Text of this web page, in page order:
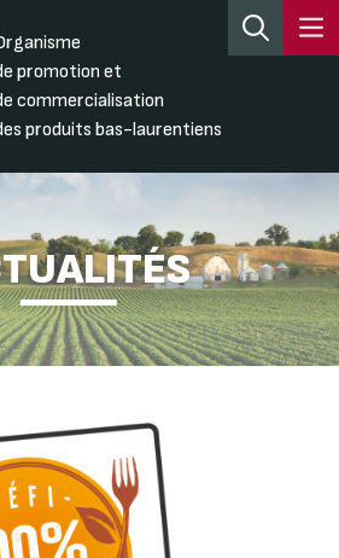
promotion et
commercialisation
produits bas-laurentiens